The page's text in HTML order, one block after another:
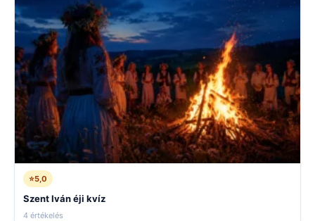
⭐5,0
Szent Iván éji kvíz
4 értékelés